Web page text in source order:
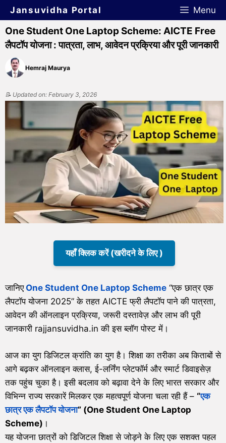
Jansuvidha Portal Menu
One Student One Laptop Scheme: AICTE Free
लैपटॉप योजना : पात्रता, लाभ, आवेदन प्रक्रिया और पूरी जानकारी
Hemraj Maurya
📝 Updated on: February 3, 2026
यहाँ क्लिक करें (खरीदने के लिए )
जानिए One Student One Laptop Scheme “एक छात्र एक
लैपटॉप योजना 2025” के तहत AICTE फ्री लैपटॉप पाने की पात्रता,
आवेदन की ऑनलाइन प्रक्रिया, जरूरी दस्तावेज़ और लाभ की पूरी
जानकारी rajjansuvidha.in की इस ब्लॉग पोस्ट में।
आज का युग डिजिटल क्रांति का युग है। शिक्षा का तरीका अब किताबों से
आगे बढ़कर ऑनलाइन क्लास, ई-लर्निंग प्लेटफॉर्म और स्मार्ट डिवाइसेज़
तक पहुंच चुका है। इसी बदलाव को बढ़ावा देने के लिए भारत सरकार और
विभिन्न राज्य सरकारें मिलकर एक महत्वपूर्ण योजना चला रही हैं – “एक
छात्र एक लैपटॉप योजना” (One Student One Laptop
Scheme) ।
यह योजना छात्रों को डिजिटल शिक्षा से जोड़ने के लिए एक सशक्त पहल